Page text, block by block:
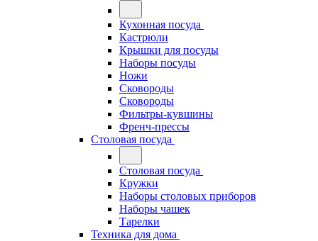
Кухонная посуда
Кастрюли
Крышки для посуды
Наборы посуды
Ножи
Сковороды
Сковороды
Фильтры-кувшины
Френч-прессы
Столовая посуда
Столовая посуда
Кружки
Наборы столовых приборов
Наборы чашек
Тарелки
Техника для дома